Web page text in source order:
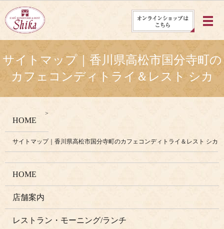
メ
サイトマップ｜香川県高松市国分寺町の
カフェコンディトライ＆レスト シカ
HOME
サイトマップ｜香川県高松市国分寺町のカフェコンディトライ＆レスト シカ
HOME
店舗案内
レストラン・モーニング/ランチ